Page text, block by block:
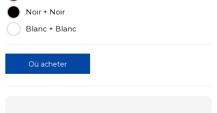
Noir + Noir
Blanc + Blanc
Où acheter